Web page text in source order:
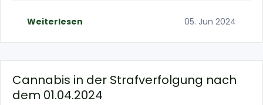
Weiterlesen 05. Jun 2024
Cannabis in der Strafverfolgung nach
dem 01.04.2024